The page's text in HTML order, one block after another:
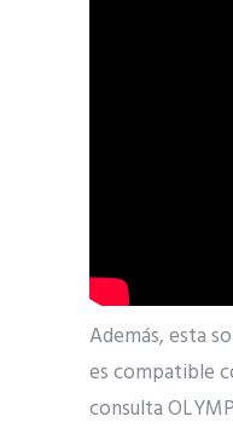
Además, esta
es compatible
consulta